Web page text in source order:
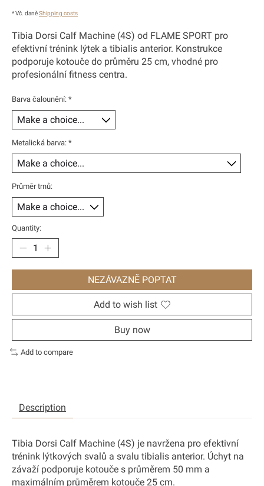
* Vč. daněShipping costs
Tibia Dorsi Calf Machine (4S) od FLAME SPORT pro
efektivní trénink lýtek a tibialis anterior. Konstrukce
podporuje kotouče do průměru 25 cm, vhodné pro
profesionální fitness centra.
Barva čalounění: *
Metalická barva: *
Průměr trnů:
Quantity:
NEZÁVAZNĚ POPTAT
Add to wish list
Buy now
Add to compare
Description
Tibia Dorsi Calf Machine (4S) je navržena pro efektivní
trénink lýtkových svalů a svalu tibialis anterior. Úchyt na
závaží podporuje kotouče s průměrem 50 mm a
maximálním průměrem kotouče 25 cm.